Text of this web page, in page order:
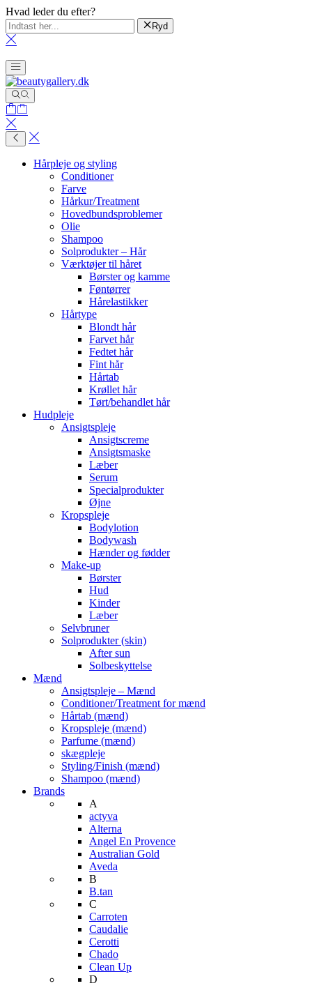
Hvad leder du efter?
Ryd
Hårpleje og styling
Conditioner
Farve
Hårkur/Treatment
Hovedbundsproblemer
Olie
Shampoo
Solprodukter – Hår
Værktøjer til håret
Børster og kamme
Føntørrer
Hårelastikker
Hårtype
Blondt hår
Farvet hår
Fedtet hår
Fint hår
Hårtab
Krøllet hår
Tørt/behandlet hår
Hudpleje
Ansigtspleje
Ansigtscreme
Ansigtsmaske
Læber
Serum
Specialprodukter
Øjne
Kropspleje
Bodylotion
Bodywash
Hænder og fødder
Make-up
Børster
Hud
Kinder
Læber
Selvbruner
Solprodukter (skin)
After sun
Solbeskyttelse
Mænd
Ansigtspleje – Mænd
Conditioner/Treatment for mænd
Hårtab (mænd)
Kropspleje (mænd)
Parfume (mænd)
skægpleje
Styling/Finish (mænd)
Shampoo (mænd)
Brands
A
actyva
Alterna
Angel En Provence
Australian Gold
Aveda
B
B.tan
C
Carroten
Caudalie
Cerotti
Chado
Clean Up
D